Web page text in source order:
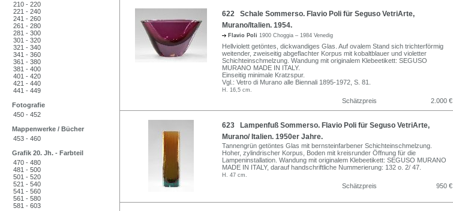
210 - 220
221 - 240
241 - 260
261 - 280
281 - 300
301 - 320
321 - 340
341 - 360
361 - 380
381 - 400
401 - 420
421 - 440
441 - 449
Fotografie
450 - 452
Mappenwerke / Bücher
453 - 460
Grafik 20. Jh. - Farbteil
470 - 480
481 - 500
501 - 520
521 - 540
541 - 560
561 - 580
581 - 603
622 Schale Sommerso. Flavio Poli für Seguso VetriArte,
Murano/Italien. 1954.
Flavio Poli 1900 Choggia – 1984 Venedig
Hellviolett getöntes, dickwandiges Glas. Auf ovalem Stand sich trichterförmig
weitender, zweiseitig abgeflachter Korpus mit kobaltblauer und violetter
Schichteinschmelzung. Wandung mit originalem Klebeetikett: SEGUSO
MURANO MADE IN ITALY.
Einseitig minimale Kratzspur.
Vgl.: Vetro di Murano alle Biennali 1895-1972, S. 81.
H. 16,5 cm.
Schätzpreis 2.000 €
623 Lampenfuß Sommerso. Flavio Poli für Seguso VetriArte,
Murano/ Italien. 1950er Jahre.
Tannengrün getöntes Glas mit bernsteinfarbener Schichteinschmelzung.
Hoher, zylindrischer Korpus, Boden mit kreisrunder Öffnung für die
Lampeninstallation. Wandung mit originalem Klebeetikett: SEGUSO MURANO
MADE IN ITALY, darauf handschriftliche Nummerierung: 132 o. 2/ 47.
H. 47 cm.
Schätzpreis 950 €